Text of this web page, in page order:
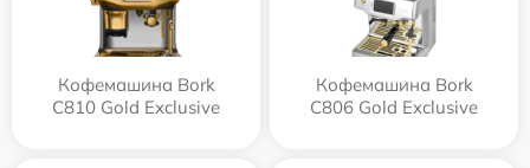
Кофемашина Bork
C810 Gold Exclusive
Кофемашина Bork
C806 Gold Exclusive